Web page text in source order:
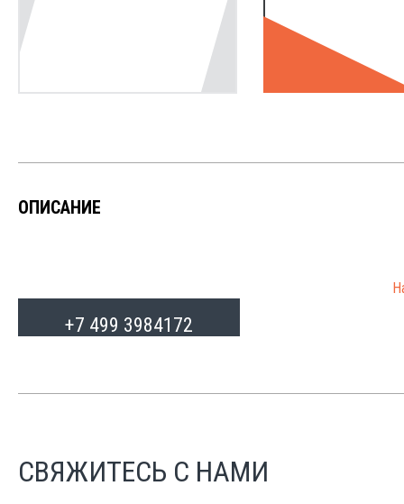
ОПИСАНИЕ
+7 499 3984172
СВЯЖИТЕСЬ С НАМИ